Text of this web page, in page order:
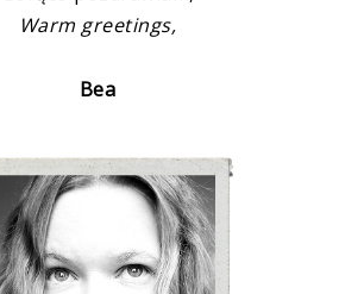
Warm greetings,
Bea